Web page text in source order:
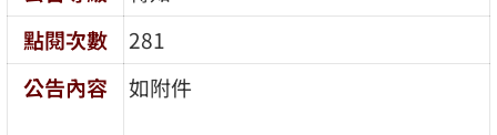
點閱次數
281
公告內容
如附件